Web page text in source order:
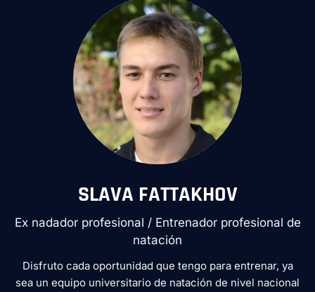
SLAVA FATTAKHOV
Ex nadador profesional / Entrenador profesional de
natación
Disfruto cada oportunidad que tengo para entrenar, ya
sea un equipo universitario de natación de nivel nacional